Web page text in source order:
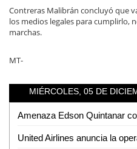
Contreras Malibrán concluyó que
los medios legales para cumplirlo,
marchas.
MT-
MIÉRCOLES, 05 DE